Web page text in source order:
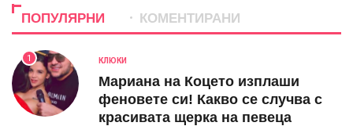
ПОПУЛЯРНИ КОМЕНТИРАНИ
1 КЛЮКИ
Мариана на Коцето изплаши
феновете си! Какво се случва с
красивата щерка на певеца